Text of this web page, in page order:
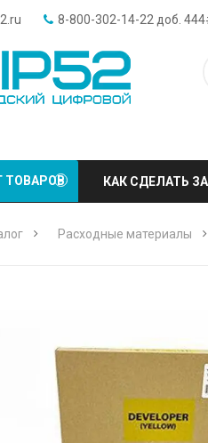
8-800-302-14-22 доб.
ТОВАРОВ КАК СДЕЛАТЬ
Расходные материалы